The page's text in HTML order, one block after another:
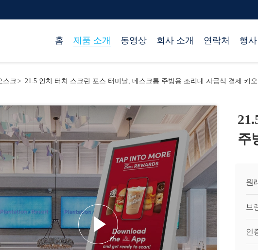
홈 제품 소개 동영상 회사 소개 연락처 행사
스크 > 21.5 인치 터치 스크린 포스 터미날, 데스크톱 주방용 조리대 자급식 결제 키
주
원
브
인